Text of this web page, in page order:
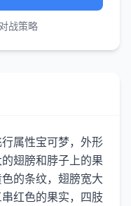
战策略
属性宝可梦，外形
翅膀和脖子上的果
的条纹，翅膀宽大
红色的果实，四肢